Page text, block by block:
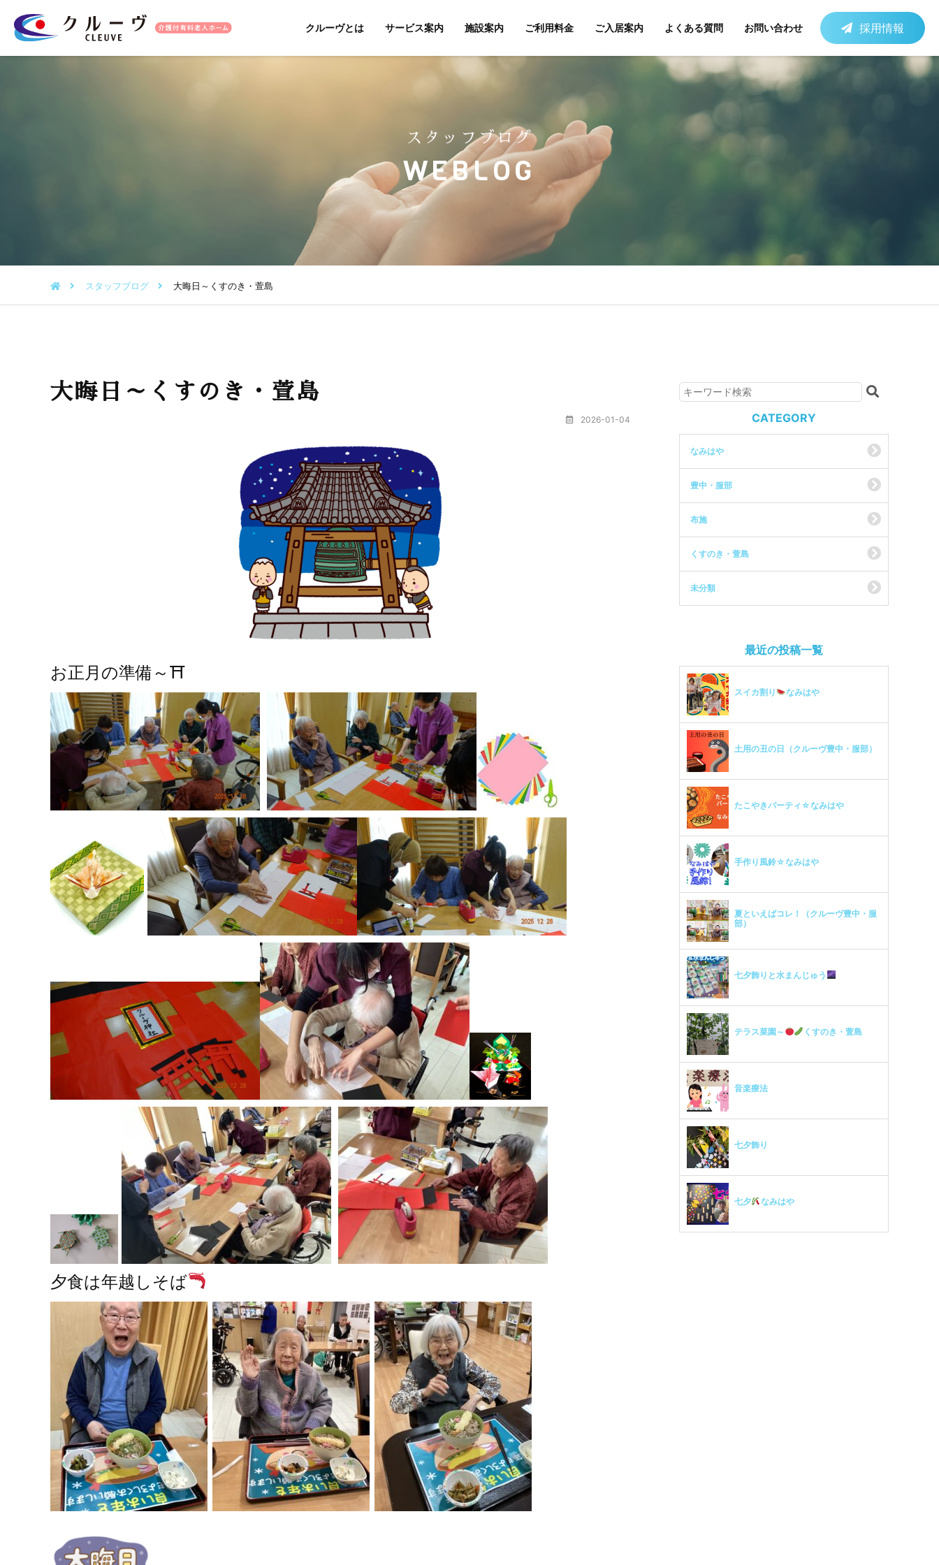
クルーヴとは サービス案内 施設案内 ご利用料金 ご入居案内 よくある質問 お問い合わせ 採用情報
スタッフブログ
WEBLOG
スタッフブログ 大晦日～くすのき・萱島
大晦日～くすのき・萱島
2026-01-04
お正月の準備～⛩
夕食は年越しそば
CATEGORY
なみはや
豊中・服部
布施
くすのき・萱島
未分類
最近の投稿一覧
スイカ割り なみはや
土用の丑の日（クルーヴ豊中・服部）
たこやきパーティ☆なみはや
手作り風鈴☆なみはや
夏といえばコレ！（クルーヴ豊中・服
部）
七夕飾りと水まんじゅう
テラス菜園～ くすのき・萱島
音楽療法
七夕飾り
七夕 なみはや